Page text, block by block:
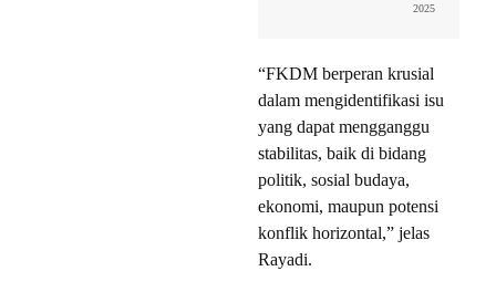
2025
“FKDM berperan krusial
dalam mengidentifikasi isu
yang dapat mengganggu
stabilitas, baik di bidang
politik, sosial budaya,
ekonomi, maupun potensi
konflik horizontal,” jelas
Rayadi.